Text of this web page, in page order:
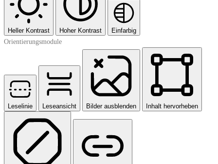
Heller Kontrast Hoher Kontrast Einfarbig
Orientierungsmodule
Leselinie Leseansicht Bilder ausblenden Inhalt hervorheben